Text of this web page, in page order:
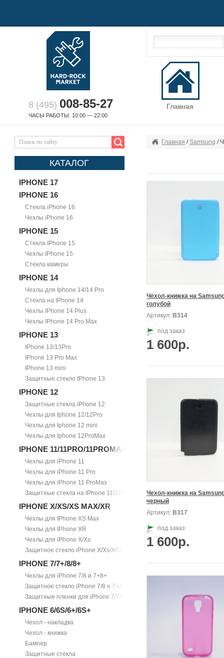
8 (495) 008-85-27
ЧАСЫ РАБОТЫ: 10:00 — 22:00
Главная
КАТАЛОГ
IPHONE 17
IPHONE 16
Стекла iPhone 16
Чехлы iPhone 16
IPHONE 15
Стекла IPhone 15
Чехлы IPhone 15
Стекла камеры
IPHONE 14
Чехлы для Iphone 14/14 Pro
Стекла на IPhone 14
Чехлы IPhone 14 Plus
Чехлы IPhone 14 Pro Max
IPHONE 13
IPhone 13/13Pro
IPhone 13 Pro Max
IPhone 13 mini
Защитные стекло IPhone 13
IPHONE 12
Защитные стекла iPhone 12
Чехлы для Iphone 12/12Pro
Чехлы для Iphone 12 mini
Чехлы для Iphone 12ProMax
IPHONE 11/11PRO/11PROMAX
Чехлы для iPhone 11
Чехлы для iPhone 11 Pro
Чехлы для iPhone 11 ProMax
Защитные стекла на IPhone 11/11Pro/11ProMax
IPHONE X/XS/XS MAX/XR
Чехлы для IPhone XS Max
Чехлы для IPhone XR
Чехлы для iPhone X/Xs
Защитное стекло iPhone X/Xs/XR/Xs Max
IPHONE 7/7+/8/8+
Чехлы для iPhone 7/8 и 7+8+
Защитное стекло iPhone 7/8 и 7+/8+
Защитные пленки для iPhone 7/7+
IPHONE 6/6S/6+/6S+
Чехол - накладка
Чехол - книжка
Бампер
Защитные стекла
Главная / Samsung /
Чехол-книжка на
голубой
Артикул: В314
под заказ
1 600р.
Чехол-книжка на
черный
Артикул: В317
под заказ
1 600р.